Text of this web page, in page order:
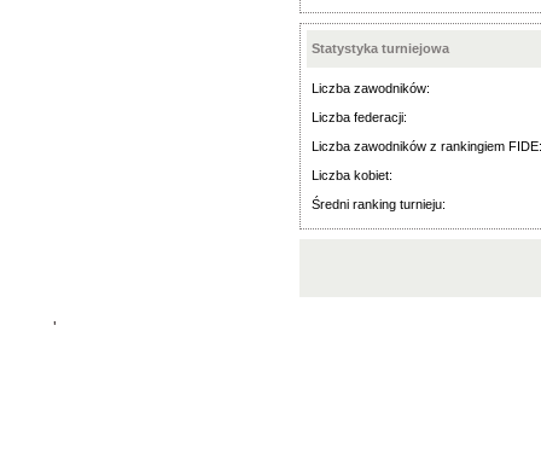
Statystyka turniejowa
Liczba zawodników:
Liczba federacji:
Liczba zawodników z rankingiem FIDE:
Liczba kobiet:
Średni ranking turnieju:
'